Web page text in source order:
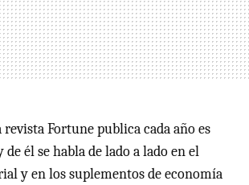
Fortune publica cada año es
él se habla de lado a lado en el
y en los suplementos de economía